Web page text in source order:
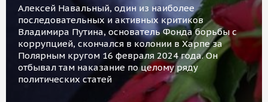
Алексей Навальный, один из наиболее
последовательных и активных критиков
Владимира Путина, основатель Фонда борьбы с
коррупцией, скончался в колонии в Харпе за
Полярным кругом 16 февраля 2024 года. Он
отбывал там наказание по целому ряду
политических статей